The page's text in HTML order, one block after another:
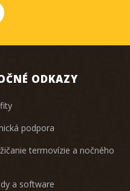
ODKAZY
podpora
termovízie a nočného
a software